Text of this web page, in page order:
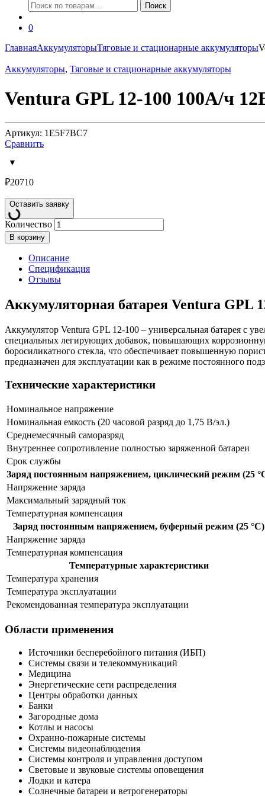
Искать:
Поиск
0
ГлавнаяАккумуляторыТяговые и стационарные аккумуляторы
Аккумуляторы, Тяговые и стационарные аккумуляторы
Ventura GPL 12-100 100А/ч
Артикул: 1E5F7BC7
Сравнить
₽20710
Оставить заявку
Количество
В корзину
Описание
Спецификация
Отзывы
Аккумуляторная батарея Ventura GPL
Аккумулятор Ventura GPL 12-100 – универсальная батарея с
специальных легирующих добавок, повышающих
боросиликатного стекла, что обеспечивает повышенную
предназначен для эксплуатации как в режиме постоянного
Технические характеристики
Номинальное напряжение
Номинальная емкость (20 часовой разряд до 1,75 В/эл.)
Среднемесячный саморазряд
Внутреннее сопротивление полностью заряженной батареи
Срок службы
Заряд постоянным напряжением, циклический режим (25
Напряжение заряда
Максимальный зарядный ток
Температурная компенсация
Заряд постоянным напряжением, буферный режим (25 °С)
Напряжение заряда
Температурная компенсация
Температурные характеристики
Температура хранения
Температура эксплуатации
Рекомендованная температура эксплуатации
Области применения
Источники бесперебойного питания (ИБП)
Системы связи и телекоммуникаций
Медицина
Энергетические сети распределения
Центры обработки данных
Банки
Загородные дома
Котлы и насосы
Охранно-пожарные системы
Системы видеонаблюдения
Системы контроля и управления доступом
Световые и звуковые системы оповещения
Лодки и катера
Солнечные батареи и ветрогенераторы